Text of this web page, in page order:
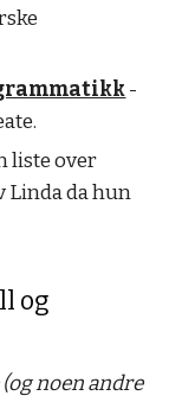
-
liste over
Linda da hun
og
noen andre